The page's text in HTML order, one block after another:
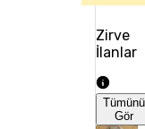
Zirve
İlanlar
Tümünü
Gör